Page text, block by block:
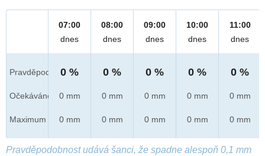
Pravděpod.
Očekáváno
Maximum
07:00
dnes
0 %
0 mm
0 mm
08:00
dnes
0 %
0 mm
0 mm
09:00
dnes
0 %
0 mm
0 mm
10:00
dnes
0 %
0 mm
0 mm
11:00
dnes
0 %
0 mm
0 mm
Pravděpodobnost udává šanci, že spadne alespoň 0,1 mm